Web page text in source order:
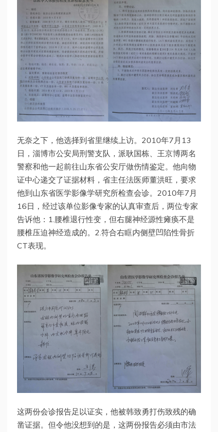
无奈之下，他选择到省里继续上访。2010年7月13
日，淄博市公安局刑警支队，派耿国栋、王京博两名
警察和他一起前往山东省公安厅做伤情鉴定。他向物
证中心递交了证据材料，省主任法医师董洪旺，要求
他到山东省医学影像学研究所检查会诊。2010年7月
16日，经过该单位影像专家的认真审查后，两位专家
告诉他：1.腰椎退行性变，但右腿神经源性瘫痪不是
腰椎压迫神经造成的。2.符合右眶内侧壁凹陷性骨折
CT表现。
这两份会诊报告足以证实，他被韩致勇打伤致残的确
凿证据。但令他没想到的是，这两份报告必须由市法